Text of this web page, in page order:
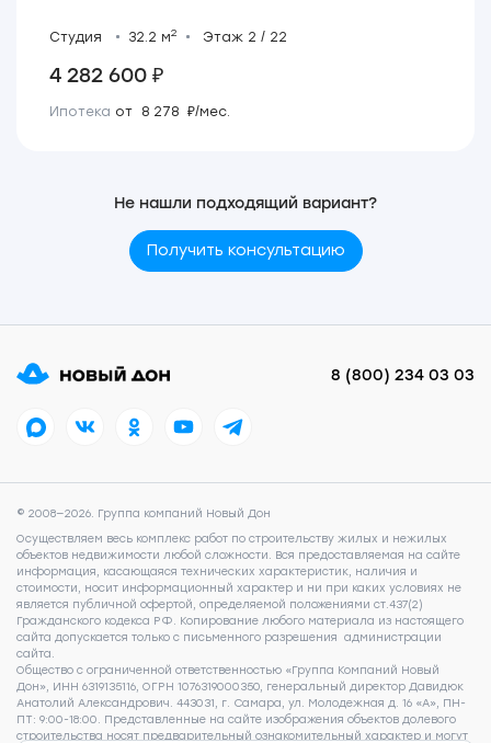
Студия 32.2 м2 Этаж 2 / 22
4 282 600 ₽
Ипотека от 8 278 ₽/мес.
Не нашли подходящий вариант?
Получить консультацию
8 (800) 234 03 03
© 2008—2026. Группа компаний Новый Дон
Осуществляем весь комплекс работ по строительству жилых и нежилых
объектов недвижимости любой сложности. Вся предоставляемая на сайте
информация, касающаяся технических характеристик, наличия и
стоимости, носит информационный характер и ни при каких условиях не
является публичной офертой, определяемой положениями ст.437(2)
Гражданского кодекса РФ. Копирование любого материала из настоящего
сайта допускается только с письменного разрешения администрации
сайта.
Общество с ограниченной ответственностью «Группа Компаний Новый
Дон», ИНН 6319135116, ОГРН 1076319000350, генеральный директор Давидюк
Анатолий Александрович. 443031, г. Самара, ул. Молодежная д. 16 «А», ПН-
ПТ: 9:00-18:00. Представленные на сайте изображения объектов долевого
строительства носят предварительный ознакомительный характер и могут